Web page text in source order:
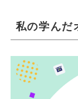
私の学んだ